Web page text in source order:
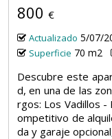
800 €
Actualizado 5/07/
Superficie 70 m2
Descubre este
d, en una de las
rgos: Los Vadillos -
ompetitivo de
da y garaje